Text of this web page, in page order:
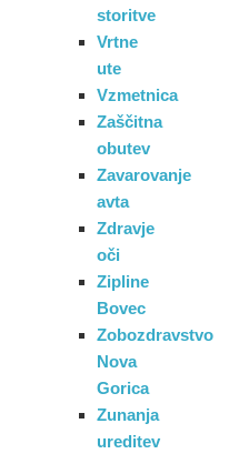
storitve
Vrtne
ute
Vzmetnica
Zaščitna
obutev
Zavarovanje
avta
Zdravje
oči
Zipline
Bovec
Zobozdravstvo
Nova
Gorica
Zunanja
ureditev